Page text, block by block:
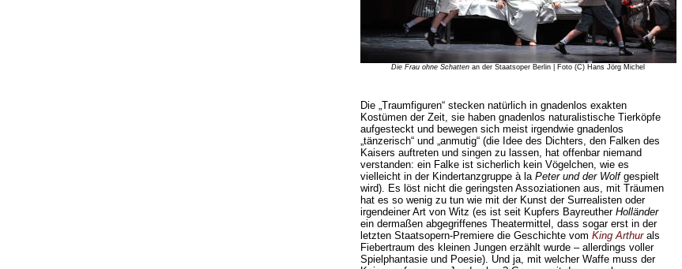
Die Frau ohne Schatten an der Staatsoper Berlin | Foto (C) Hans Jörg Michel
Die „Traumfiguren“ stecken natürlich in gnadenlos exakten
Kostümen der Zeit, sie haben gnadenlos naturalistische Tierköpfe
aufgesteckt und bewegen sich meist irgendwie gnadenlos
„tänzerisch“ und „anmutig“ (die Idee des Dichters, den Falken des
Kaisers auftreten und singen zu lassen, hat offenbar niemand
verstanden: ein Falke ist sicherlich kein Vögelchen, wie es
vielleicht in der Kindertanzgruppe à la Peter und der Wolfgespielt
wird). Es löst nicht die geringsten Assoziationen aus, mit Träumen
hat es so wenig zu tun wie mit der Kunst der Surrealisten oder
irgendeiner Art von Witz (es ist seit Kupfers Bayreuther Holländer
ein dermaßen abgegriffenes Theatermittel, dass sogar erst in der
letzten Staatsopern-Premiere die Geschichte vom King Arthur als
Fiebertraum des kleinen Jungen erzählt wurde – allerdings voller
Spielphantasie und Poesie). Und ja, mit welcher Waffe muss der